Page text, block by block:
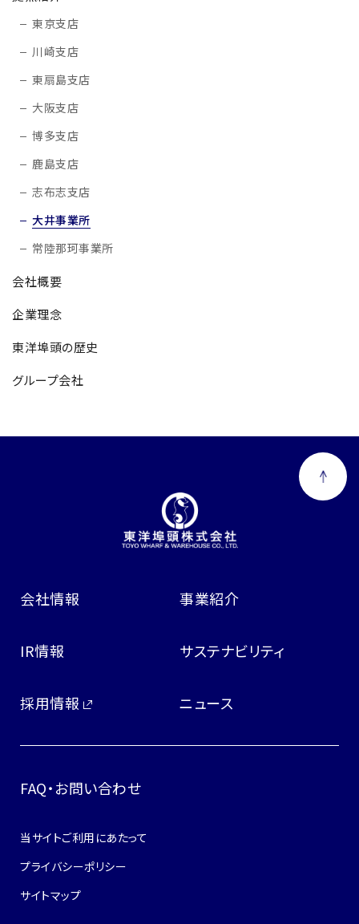
東京支店
川崎支店
東扇島支店
大阪支店
博多支店
鹿島支店
志布志支店
大井事業所
常陸那珂事業所
会社概要
企業理念
東洋埠頭の歴史
グループ会社
会社情報 事業紹介
IR情報 サステナビリティ
採用情報 ニュース
FAQ・お問い合わせ
当サイトご利用にあたって
プライバシーポリシー
サイトマップ